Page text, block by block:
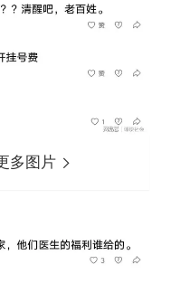
多图片